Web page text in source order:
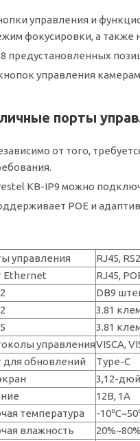
управления и
фокусировки, а также
предустановленных
управления
порты
от того,
KB-IP9 можно
POE и
управления
RJ45,
Ethernet
RJ45,
DB9
3.81
3.81
управленияVISCA,
для обновлений
Type-C
3,12-
12В, 1А
температура
-
влажность
20%~80%